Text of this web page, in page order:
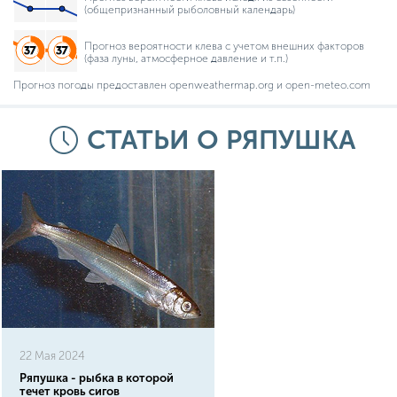
(общепризнанный рыболовный календарь)
Прогноз вероятности клева с учетом внешних факторов
(фаза луны, атмосферное давление и т.п.)
Прогноз погоды предоставлен openweathermap.org и open-meteo.com
СТАТЬИ О РЯПУШКА
22 Мая 2024
Ряпушка - рыбка в которой
течет кровь сигов